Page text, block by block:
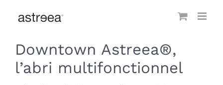
Downtown Astreea®,
l’abri multifonctionnel